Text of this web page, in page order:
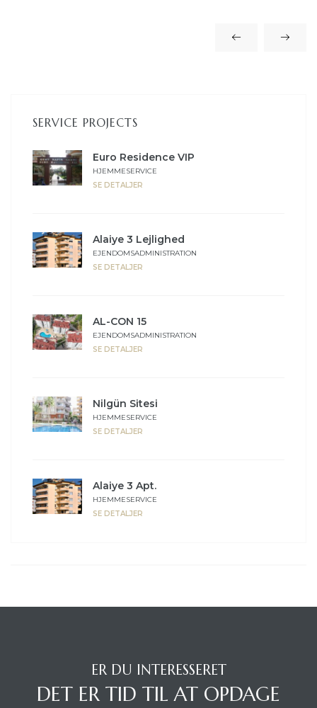
SERVICE PROJECTS
Euro Residence VIP
HJEMMESERVICE
SE DETALJER
Alaiye 3 Lejlighed
EJENDOMSADMINISTRATION
SE DETALJER
AL-CON 15
EJENDOMSADMINISTRATION
SE DETALJER
Nilgün Sitesi
HJEMMESERVICE
SE DETALJER
Alaiye 3 Apt.
HJEMMESERVICE
SE DETALJER
ER DU INTERESSERET
DET ER TID TIL AT OPDAGE